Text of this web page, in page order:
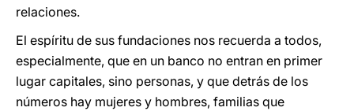
relaciones.
El espíritu de sus fundaciones nos recuerda a todos,
especialmente, que en un banco no entran en primer
lugar capitales, sino personas, y que detrás de los
números hay mujeres y hombres, familias que